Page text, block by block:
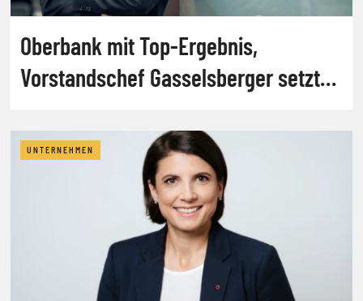
Oberbank mit Top-Ergebnis,
Vorstandschef Gasselsberger setzt
UNTERNEHMEN